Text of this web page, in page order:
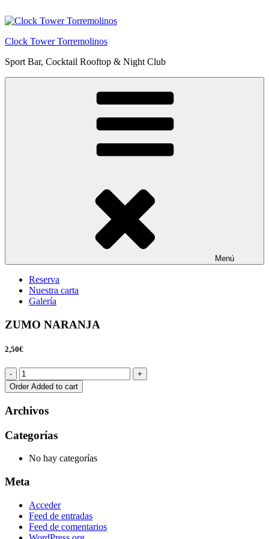
al
Clock Tower Torremolinos
Sport Bar, Cocktail Rooftop & Night Club
Menú
Reserva
Nuestra carta
Galería
ZUMO NARANJA
2,50€
Order Added to cart
Archivos
Categorías
No hay categorías
Meta
Acceder
Feed de entradas
Feed de comentarios